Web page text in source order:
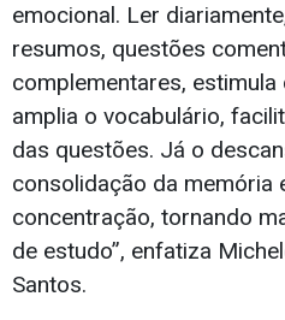
emocional. Ler
resumos, questões
complementares,
amplia o vocabulário,
das questões. Já o
consolidação da memória
concentração, tornando
de estudo”, enfatiza
Santos.